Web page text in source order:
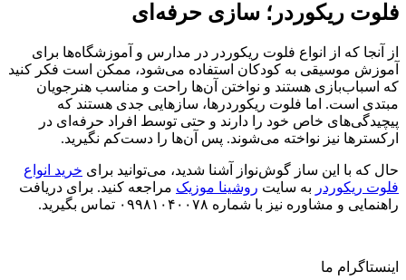
فلوت ریکوردر؛ سازی حرفه‌ای
از آنجا که از انواع فلوت ریکوردر در مدارس و آموزشگاه‌ها برای
آموزش موسیقی به کودکان استفاده می‌شود، ممکن است فکر کنید
که اسباب‌بازی هستند و نواختن آن‌ها راحت و مناسب هنرجویان
مبتدی است. اما فلوت ریکوردرها، سازهایی جدی هستند که
پیچیدگی‌های خاص خود را دارند و حتی توسط افراد حرفه‌ای در
ارکسترها نیز نواخته می‌شوند. پس آن‌ها را دست‌کم نگیرید.
حال که با این ساز گوش‌نواز آشنا شدید، می‌توانید برای خرید انواع
فلوت ریکوردر به سایت روشینا موزیک مراجعه کنید. برای دریافت
راهنمایی و مشاوره نیز با شماره ۰۹۹۸۱۰۴۰۰۷۸ تماس بگیرید.
اینستاگرام ما